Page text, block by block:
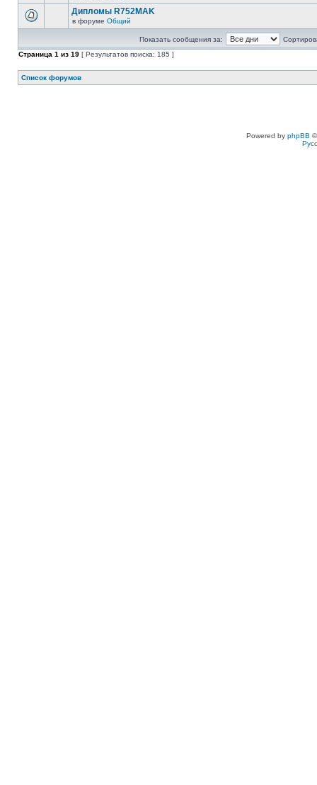
Дипломы R752MAK
в форуме Общий
Показать сообщения за:
Страница 1 из 19 [ Результатов поиска: 185 ]
Список форумов
Powered by phpBB